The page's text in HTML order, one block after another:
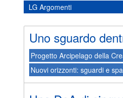
LG Argomenti
Uno sguardo
Progetto Arcipelago della
Nuovi orizzonti: sguardi e